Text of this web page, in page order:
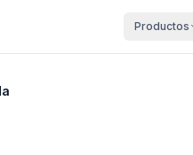
Productos